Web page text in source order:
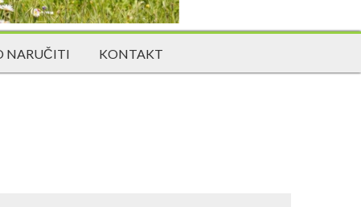
NARUČITI KONTAKT